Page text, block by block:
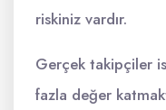
riskiniz vardır.
Gerçek takipçiler
fazla değer